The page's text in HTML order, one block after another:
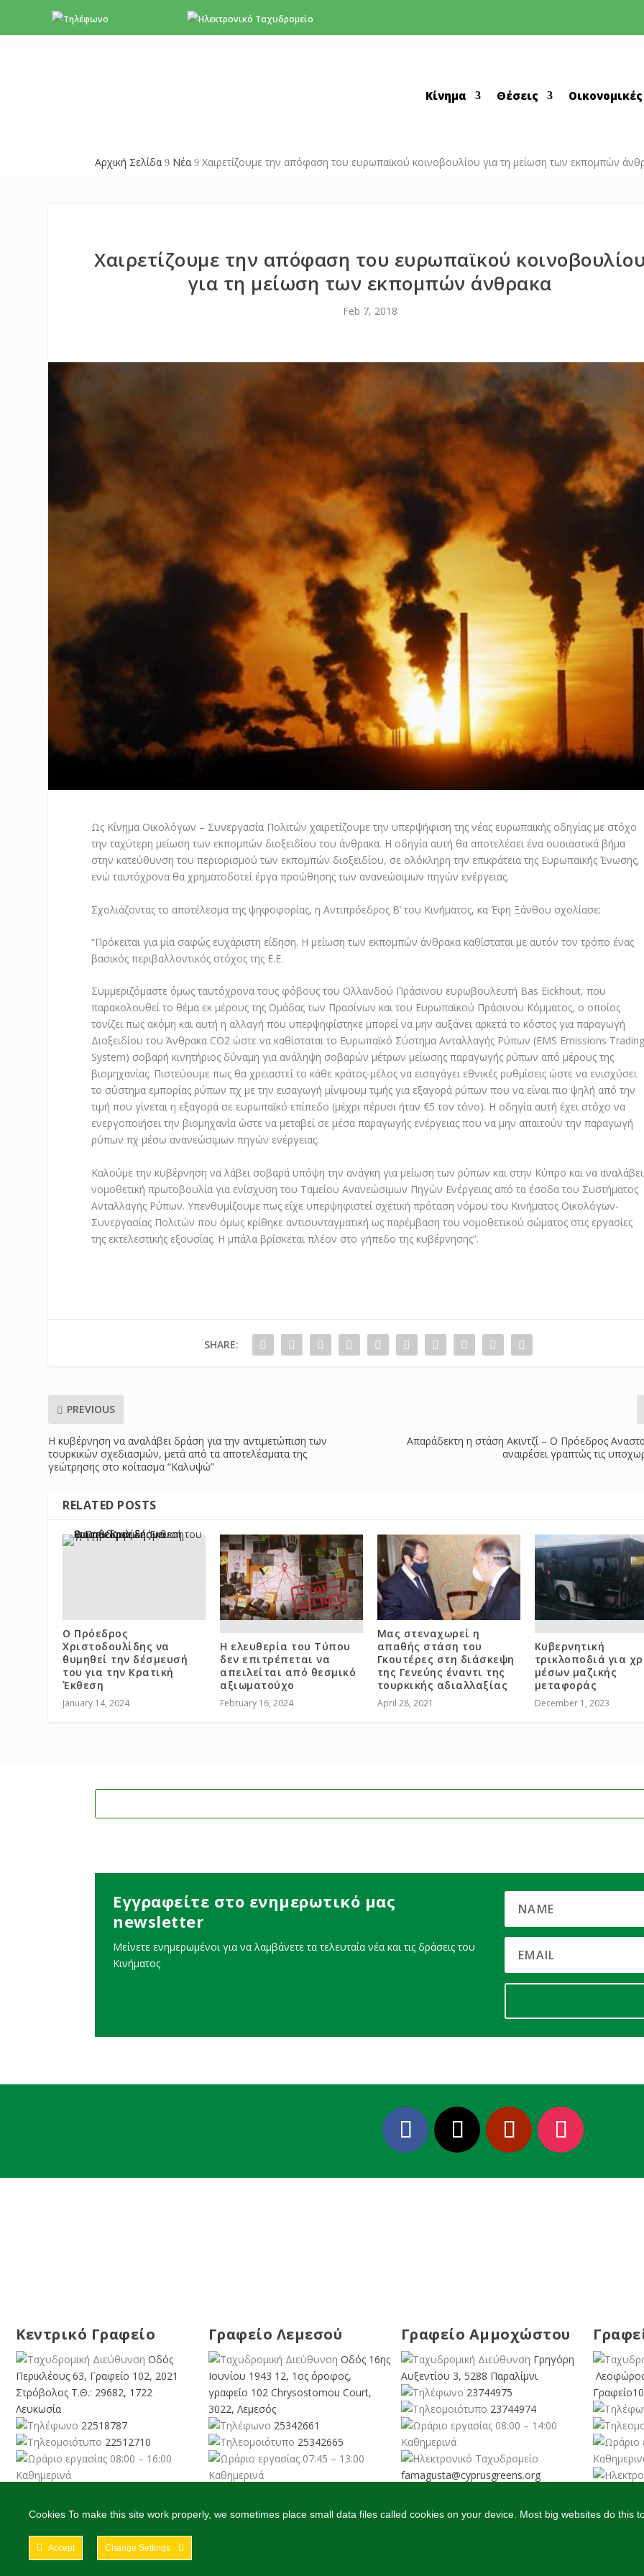
Κίνημα Θέσεις
Αρχική Σελίδα 9 Νέα 9 Χαιρετίζουμε την απόφαση του ευρωπαϊκού κοινοβουλίου για τη μείωση των εκπομπών
Χαιρετίζουμε την απόφαση του ευρωπαϊκού
για τη μείωση των εκπομπών άνθρακα
Feb 7, 2018
Ως Κίνημα Οικολόγων – Συνεργασία Πολιτών χαιρετίζουμε την υπερψήφιση της νέας ευρωπαϊκής οδηγίας με στόχο
την ταχύτερη μείωση των εκπομπών διοξειδίου του άνθρακα. Η οδηγία αυτή θα αποτελέσει ένα ουσιαστικά βήμα
στην κατεύθυνση του περιορισμού των εκπομπών διοξειδίου, σε ολόκληρη την επικράτεια της Ευρωπαϊκής Ένωσης,
ενώ ταυτόχρονα θα χρηματοδοτεί έργα προώθησης των ανανεώσιμων πηγών ενέργειας.
Σχολιάζοντας το αποτέλεσμα της ψηφοφορίας, η Αντιπρόεδρος Β’ του Κινήματος, κα Έφη Ξάνθου σχολίασε:
“Πρόκειται για μία σαφώς ευχάριστη είδηση. Η μείωση των εκπομπών άνθρακα καθίσταται με αυτόν τον τρόπο ένας
βασικός περιβαλλοντικός στόχος της Ε.Ε.
Συμμεριζόμαστε όμως ταυτόχρονα τους φόβους του Ολλανδού Πράσινου ευρωβουλευτή Bas Eickhout, που
παρακολουθεί το θέμα εκ μέρους της Ομάδας των Πρασίνων και του Ευρωπαϊκού Πράσινου Κόμματος, ο οποίος
τονίζει πως ακόμη και αυτή η αλλαγή που υπερψηφίστηκε μπορεί να μην αυξάνει αρκετά το κόστος για παραγωγή
Διοξειδίου του Άνθρακα CO2 ώστε να καθίσταται το Ευρωπαϊκό Σύστημα Ανταλλαγής Ρύπων (EMS Emissions
System) σοβαρή κινητήριος δύναμη για ανάληψη σοβαρών μέτρων μείωσης παραγωγής ρύπων από μέρους της
βιομηχανίας. Πιστεύουμε πως θα χρειαστεί το κάθε κράτος-μέλος να εισαγάγει εθνικές ρυθμίσεις ώστε να ενισχύσει
το σύστημα εμπορίας ρύπων πχ με την εισαγωγή μίνιμουμ τιμής για εξαγορά ρύπων που να είναι πιο ψηλή από την
τιμή που γίνεται η εξαγορά σε ευρωπαϊκό επίπεδο (μέχρι πέρυσι ήταν €5 τον τόνο). Η οδηγία αυτή έχει στόχο να
ενεργοποιήσει την βιομηχανία ώστε να μεταβεί σε μέσα παραγωγής ενέργειας που να μην απαιτούν την παραγωγή
ρύπων πχ μέσω ανανεώσιμων πηγών ενέργειας.
Καλούμε την κυβέρνηση να λάβει σοβαρά υπόψη την ανάγκη για μείωση των ρύπων και στην Κύπρο και να αναλάβει
νομοθετική πρωτοβουλία για ενίσχυση του Ταμείου Ανανεώσιμων Πηγών Ενέργειας από τα έσοδα του Συστήματος
Ανταλλαγής Ρύπων. Υπενθυμίζουμε πως είχε υπερψηφιστεί σχετική πρόταση νόμου του Κινήματος Οικολόγων-
Συνεργασίας Πολιτών που όμως κρίθηκε αντισυνταγματική ως παρέμβαση του νομοθετικού σώματος στις εργασίες
της εκτελεστικής εξουσίας. Η μπάλα βρίσκεται πλέον στο γήπεδο της κυβέρνησης”.
SHARE:
PREVIOUS
Η κυβέρνηση να αναλάβει δράση για την αντιμετώπιση των
τουρκικών σχεδιασμών, μετά από τα αποτελέσματα της
γεώτρησης στο κοίτασμα “Καλυψώ”
Απαράδεκτη η στάση Ακιντζί – Ο Πρόεδρος
αναιρέσει γραπτώς τις
RELATED POSTS
Ο Πρόεδρος
Χριστοδουλίδης να
θυμηθεί την δέσμευσή
του για την Κρατική
Έκθεση
January 14, 2024
Η ελευθερία του Τύπου
δεν επιτρέπεται να
απειλείται από θεσμικό
αξιωματούχο
February 16, 2024
Μας στεναχωρεί η
απαθής στάση του
Γκουτέρες στη διάσκεψη
της Γενεύης έναντι της
τουρκικής αδιαλλαξίας
April 28, 2021
Κυβερνητική
τρικλοποδιά για
μέσων μαζικής
μεταφοράς
December 1, 2023
Εγγραφείτε στο ενημερωτικό μας
newsletter
Μείνετε ενημερωμένοι για να λαμβάνετε τα τελευταία νέα και τις δράσεις του
Κινήματος
Κεντρικό Γραφείο
Οδός
Περικλέους 63, Γραφείο 102, 2021
Στρόβολος Τ.Θ.: 29682, 1722
Λευκωσία
22518787
22512710
08:00 – 16:00
Καθημερινά
info@cyprusgreens.org
Γραφείο Λεμεσού
Οδός 16ης
Ιουνίου 1943 12, 1ος όροφος,
γραφείο 102 Chrysostomou Court,
3022, Λεμεσός
25342661
25342665
07:45 – 13:00
Καθημερινά
cyprusgreens.org
Γραφείο Αμμοχώστου
Γρηγόρη
Αυξεντίου 3, 5288 Παραλίμνι
23744975
23744974
08:00 – 14:00
Καθημερινά
famagusta@cyprusgreens.org
Cookies To make this site work properly, we sometimes place small data files called cookies on your device. Most big websites do this
Accept Change Settings